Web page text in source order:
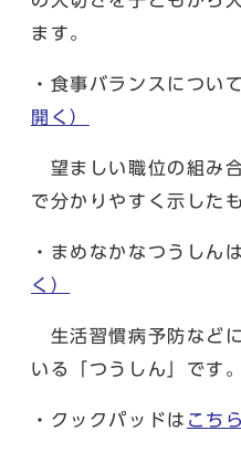
ます。
・食事バランスについ
開く）
望ましい職位の組み
で分かりやすく示した
・まめなかなつうしんは
く）
生活習慣病予防など
いる「つうしん」です。
・クックパッドは こちら